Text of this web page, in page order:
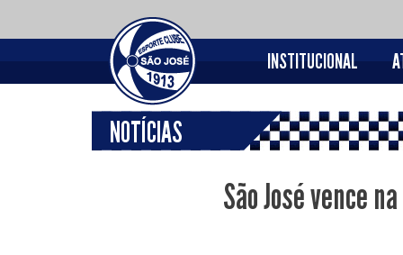
INSTITUCIONAL
NOTÍCIAS
São José vence